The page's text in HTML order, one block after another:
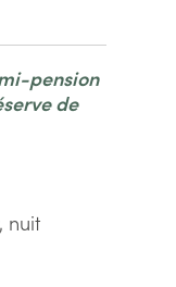
pension
de
nuit